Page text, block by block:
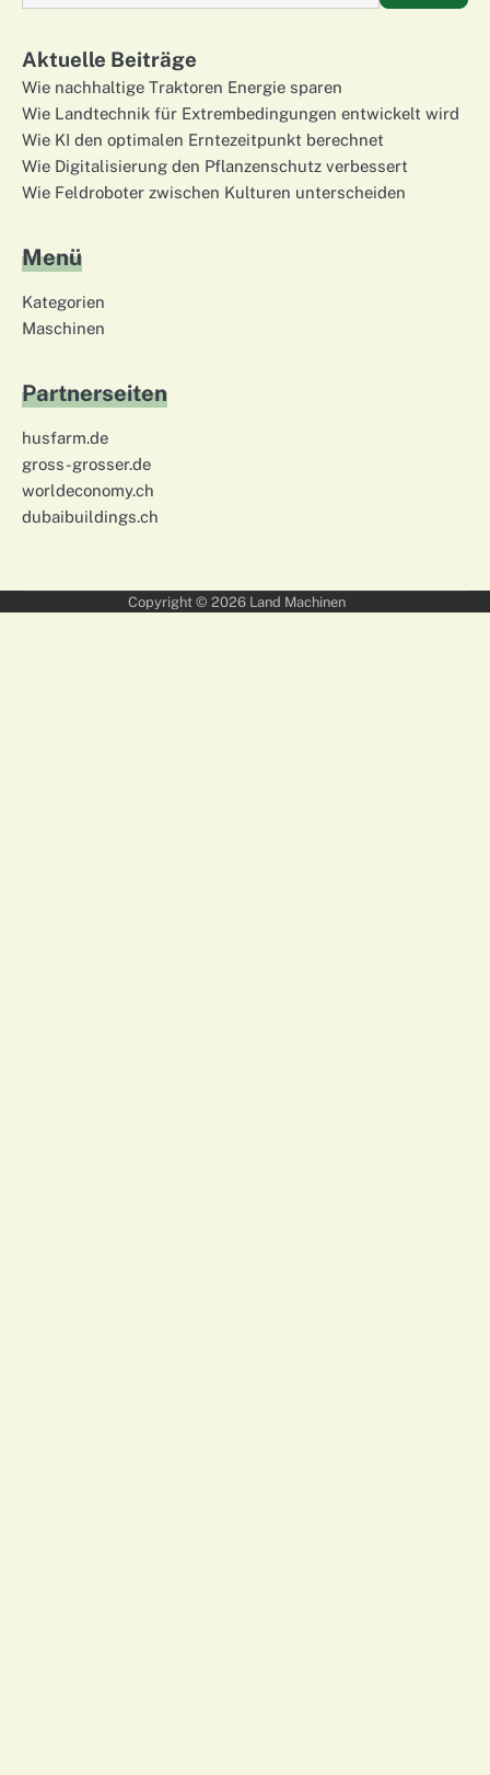
Aktuelle Beiträge
Wie nachhaltige Traktoren Energie sparen
Wie Landtechnik für Extrembedingungen entwickelt wird
Wie KI den optimalen Erntezeitpunkt berechnet
Wie Digitalisierung den Pflanzenschutz verbessert
Wie Feldroboter zwischen Kulturen unterscheiden
Menü
Kategorien
Maschinen
Partnerseiten
husfarm.de
gross-grosser.de
worldeconomy.ch
dubaibuildings.ch
Copyright © 2026 Land Machinen